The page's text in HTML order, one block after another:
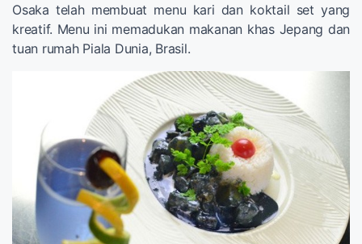
Osaka telah membuat menu kari dan koktail set yang
kreatif. Menu ini memadukan makanan khas Jepang dan
tuan rumah Piala Dunia, Brasil.